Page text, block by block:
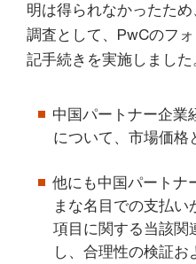
明は得られなかったた
調査として、PwCのフ
記手続きを実施しました
中国パートナー企業
について、市場価格
他にも中国パートナ
まな名目での支払
項目に関する当該関
し、合理性の検証お